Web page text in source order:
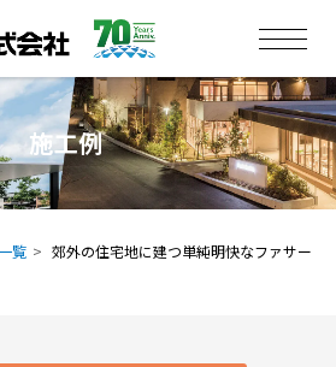
施工例
覧
郊外の住宅地に建つ単純明快なファサー